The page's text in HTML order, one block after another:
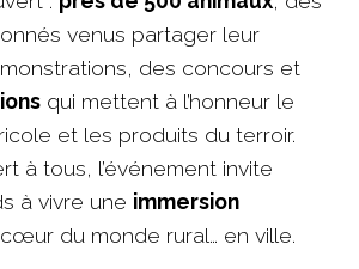
venus partager leur
des concours et
qui mettent à l’honneur le
et les produits du terroir.
à tous, l’événement invite
à vivre une immersion
du monde rural… en ville.